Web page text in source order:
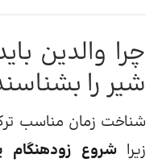
چرا والدین
شیر را
شناخت زمان مناسب
زیراشروع زودهنگام